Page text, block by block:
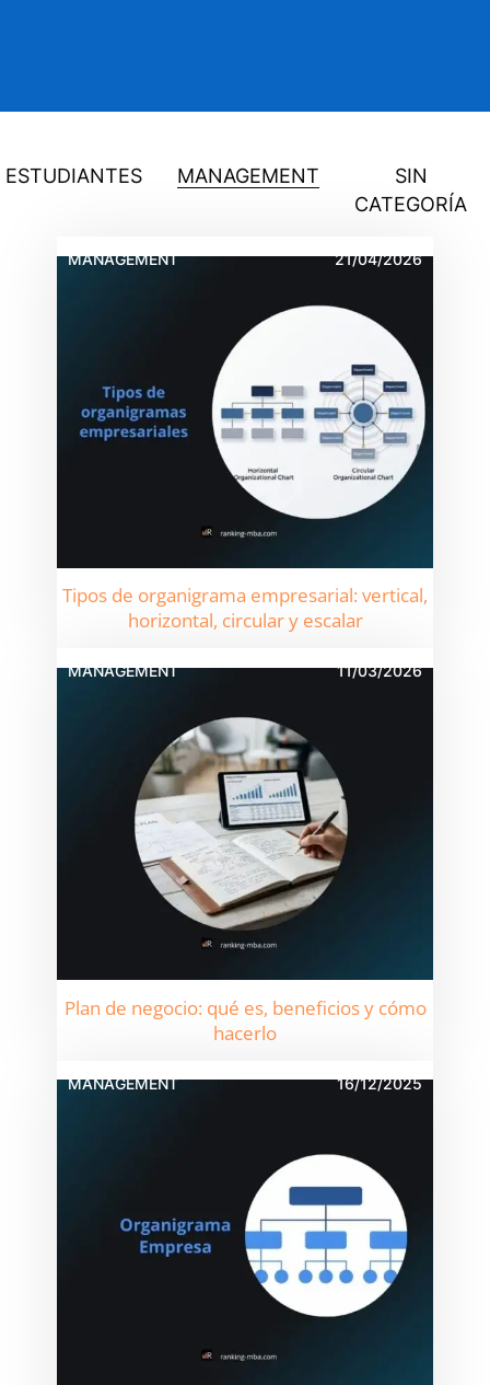
ESTUDIANTES MANAGEMENT
SIN
CATEGORÍA
MANAGEMENT 21/04/2026
Tipos de organigrama empresarial: vertical,
horizontal, circular y escalar
MANAGEMENT 11/03/2026
Plan de negocio: qué es, beneficios y cómo
hacerlo
MANAGEMENT 16/12/2025